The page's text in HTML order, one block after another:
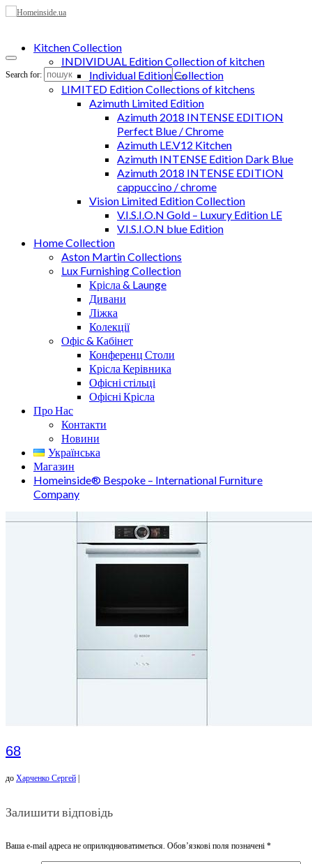
Search for:
Kitchen Collection
INDIVIDUAL Edition Collection of kitchen
Individual Edition Collection
LIMITED Edition Collections of kitchens
Azimuth Limited Edition
Azimuth 2018 INTENSE EDITION
Perfect Blue / Chrome
Azimuth LE.V12 Kitchen
Azimuth INTENSE Edition Dark Blue
Azimuth 2018 INTENSE EDITION
cappuccino / chrome
Vision Limited Edition Collection
V.I.S.I.O.N Gold – Luxury Edition LE
V.I.S.I.O.N blue Edition
Home Collection
Aston Martin Collections
Lux Furnishing Collection
Крісла & Launge
Дивани
Ліжка
Колекції
Офіс & Кабінет
Конференц Столи
Крісла Керівника
Офісні стільці
Офісні Крісла
Про Нас
Контакти
Новини
Українська
Магазин
Homeinside® Bespoke – International Furniture
Company
68
до Харченко Сергей
Залишити відповідь
Ваша e-mail адреса не оприлюднюватиметься. Обов’язкові поля позначені *